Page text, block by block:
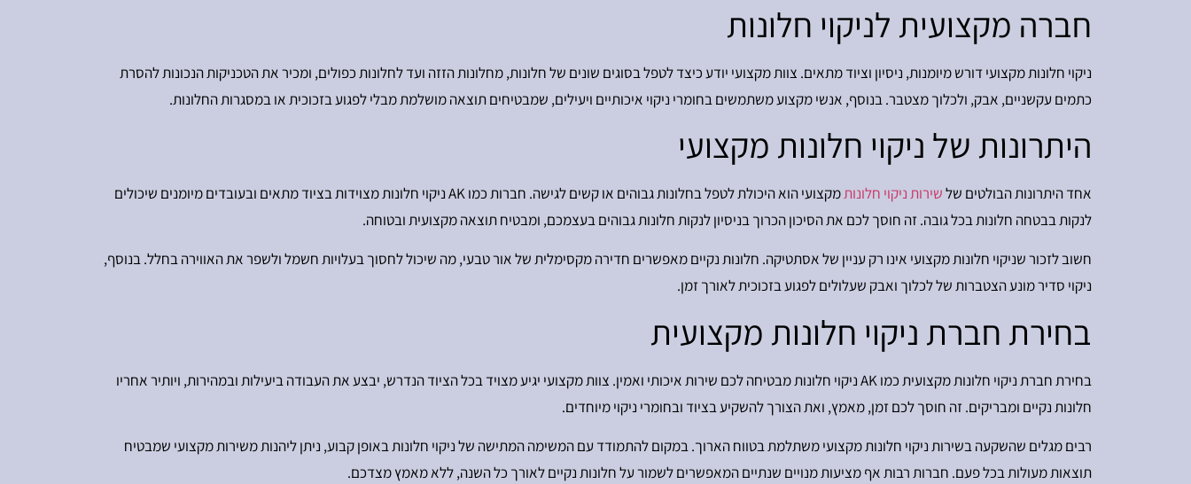
חברה מקצועית לניקוי חלונות
ניקוי חלונות מקצועי דורש מיומנות, ניסיון וציוד מתאים. צוות מקצועי יודע כיצד לטפל בסוגים שונים של חלונות, מחלונות הזזה ועד לחלונות כפולים, ומכיר את הטכניקות הנכונות להסרת
כתמים עקשניים, אבק, ולכלוך מצטבר. בנוסף, אנשי מקצוע משתמשים בחומרי ניקוי איכותיים ויעילים, שמבטיחים תוצאה מושלמת מבלי לפגוע בזכוכית או במסגרות החלונות.
היתרונות של ניקוי חלונות מקצועי
אחד היתרונות הבולטים שלשירות ניקוי חלונות
מקצועי הוא היכולת לטפל בחלונות גבוהים או קשים לגישה. חברות כמו AK ניקוי חלונות מצוידות בציוד מתאים ובעובדים מיומנים שיכולים
לנקות בבטחה חלונות בכל גובה. זה חוסך לכם את הסיכון הכרוך בניסיון לנקות חלונות גבוהים בעצמכם, ומבטיח תוצאה מקצועית ובטוחה.
חשוב לזכור שניקוי חלונות מקצועי אינו רק עניין של אסתטיקה. חלונות נקיים מאפשרים חדירה מקסימלית של אור טבעי, מה שיכול לחסוך בעלויות חשמל ולשפר את האווירה בחלל. בנוסף,
ניקוי סדיר מונע הצטברות של לכלוך ואבק שעלולים לפגוע בזכוכית לאורך זמן.
בחירת חברת ניקוי חלונות מקצועית
בחירת חברת ניקוי חלונות מקצועית כמו AK ניקוי חלונות מבטיחה לכם שירות איכותי ואמין. צוות מקצועי יגיע מצויד בכל הציוד הנדרש, יבצע את העבודה ביעילות ובמהירות, ויותיר אחריו
חלונות נקיים ומבריקים. זה חוסך לכם זמן, מאמץ, ואת הצורך להשקיע בציוד ובחומרי ניקוי מיוחדים.
רבים מגלים שהשקעה בשירות ניקוי חלונות מקצועי משתלמת בטווח הארוך. במקום להתמודד עם המשימה המתישה של ניקוי חלונות באופן קבוע, ניתן ליהנות משירות מקצועי שמבטיח
תוצאות מעולות בכל פעם. חברות רבות אף מציעות מנויים שנתיים המאפשרים לשמור על חלונות נקיים לאורך כל השנה, ללא מאמץ מצדכם.